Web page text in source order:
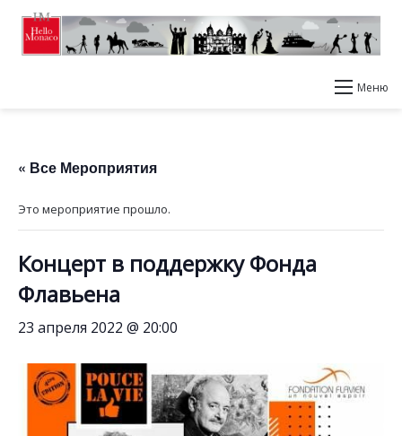
Меню
« Все Мероприятия
Это мероприятие прошло.
Концерт в поддержку Фонда
Флавьена
23 апреля 2022 @ 20:00